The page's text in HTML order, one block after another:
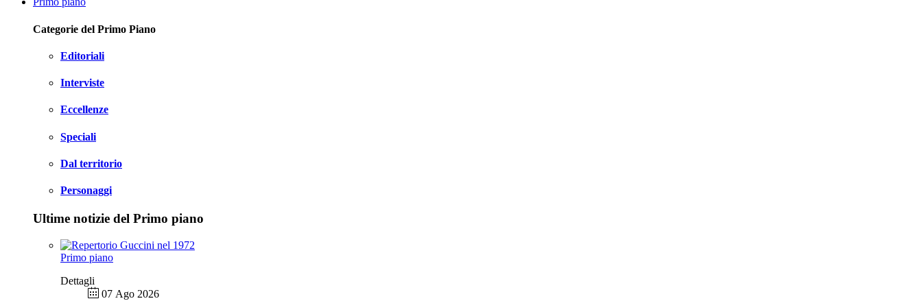
Categorie del Primo Piano
Editoriali
Interviste
Eccellenze
Speciali
Dal territorio
Personaggi
Ultime notizie del Primo piano
Primo piano
Dettagli
07 Ago 2026